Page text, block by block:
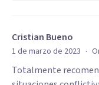
Cristian Bueno
1 de marzo de 2023 ·
Totalmente